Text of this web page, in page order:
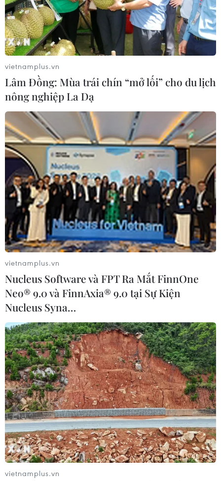
Thành phố Sáng tạo Âm nhạc UNESCO với
những giá trị Đà Lạt nguyên bản
14/12/2023 23:23
Từ lâu, âm nhạc được xem như một phần làm nên bản
sắc rất riêng của Đà Lạt bởi âm nhạc đã kết hợp một
cách hài hòa vẻ đẹp thiên nhiên, khí hậu và cả lối sống
thanh lịch của con người Đà Lạt.
vietnamplus.vn
Lâm Đồng: Mùa trái chín “mở lối” cho du lịch
nông nghiệp La Dạ
vietnamplus.vn
Nucleus Software và FPT Ra Mắt FinnOne
Neo® 9.0 và FinnAxia® 9.0 tại Sự Kiện
Nucleus Syna…
vietnamplus.vn